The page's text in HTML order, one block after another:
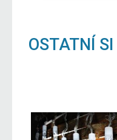
OSTATNÍ